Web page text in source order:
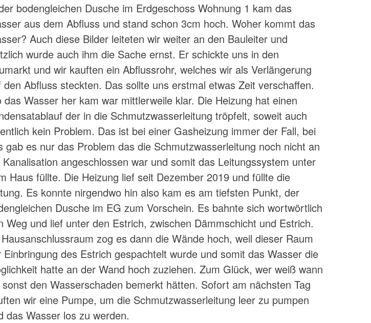
bodengleichen Dusche im Erdgeschoss Wohnung 1 kam das
aus dem Abfluss und stand schon 3cm hoch. Woher kommt das
Auch diese Bilder leiteten wir weiter an den Bauleiter und
wurde auch ihm die Sache ernst. Er schickte uns in den
und wir kauften ein Abflussrohr, welches wir als Verlängerung
den Abfluss steckten. Das sollte uns erstmal etwas Zeit verschaffen.
das Wasser her kam war mittlerweile klar. Die Heizung hat einen
der in die Schmutzwasserleitung tröpfelt, soweit auch
kein Problem. Das ist bei einer Gasheizung immer der Fall, bei
gab es nur das Problem das die Schmutzwasserleitung noch nicht an
Kanalisation angeschlossen war und somit das Leitungssystem unter
Haus füllte. Die Heizung lief seit Dezember 2019 und füllte die
Es konnte nirgendwo hin also kam es am tiefsten Punkt, der
Dusche im EG zum Vorschein. Es bahnte sich wortwörtlich
Weg und lief unter den Estrich, zwischen Dämmschicht und Estrich.
zog es dann die Wände hoch, weil dieser Raum
Einbringung des Estrich gespachtelt wurde und somit das Wasser die
hatte an der Wand hoch zuziehen. Zum Glück, wer weiß wann
den Wasserschaden bemerkt hätten. Sofort am nächsten Tag
wir eine Pumpe, um die Schmutzwasserleitung leer zu pumpen
das Wasser los zu werden.